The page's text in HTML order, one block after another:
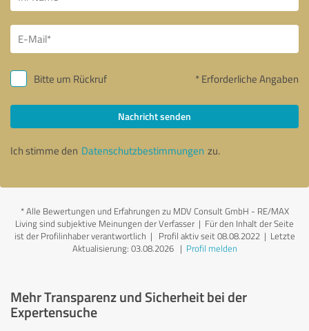
Bitte um Rückruf * Erforderliche Angaben
Nachricht senden
Ich stimme den Datenschutzbestimmungen zu.
*Alle Bewertungen und Erfahrungen zu MDV Consult GmbH - RE/MAX
Living sind subjektive Meinungen der Verfasser | Für den Inhalt der Seite
ist der Profilinhaber verantwortlich | Profil aktiv seit 08.08.2022 | Letzte
Aktualisierung: 03.08.2026| Profil melden
Mehr Transparenz und Sicherheit bei der
Expertensuche